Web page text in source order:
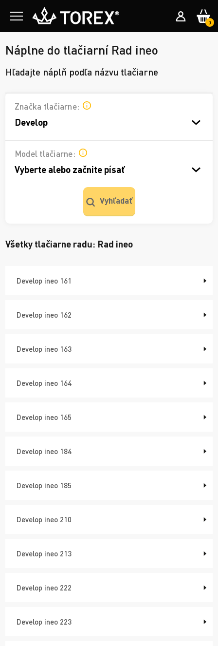
0
Náplne do tlačiarní Rad ineo
Hľadajte náplň podľa názvu tlačiarne
Značka tlačiarne:
Develop
Model tlačiarne:
Vyberte alebo začnite písať
Vyhľadať
Všetky tlačiarne radu: Rad ineo
Develop ineo 161
Develop ineo 162
Develop ineo 163
Develop ineo 164
Develop ineo 165
Develop ineo 184
Develop ineo 185
Develop ineo 210
Develop ineo 213
Develop ineo 222
Develop ineo 223